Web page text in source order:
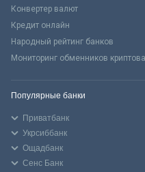
Конвертер валют
Кредит онлайн
Народный рейтинг банков
Мониторинг обменников
Популярные банки
Приватбанк
Укрсиббанк
Ощадбанк
Сенс Банк